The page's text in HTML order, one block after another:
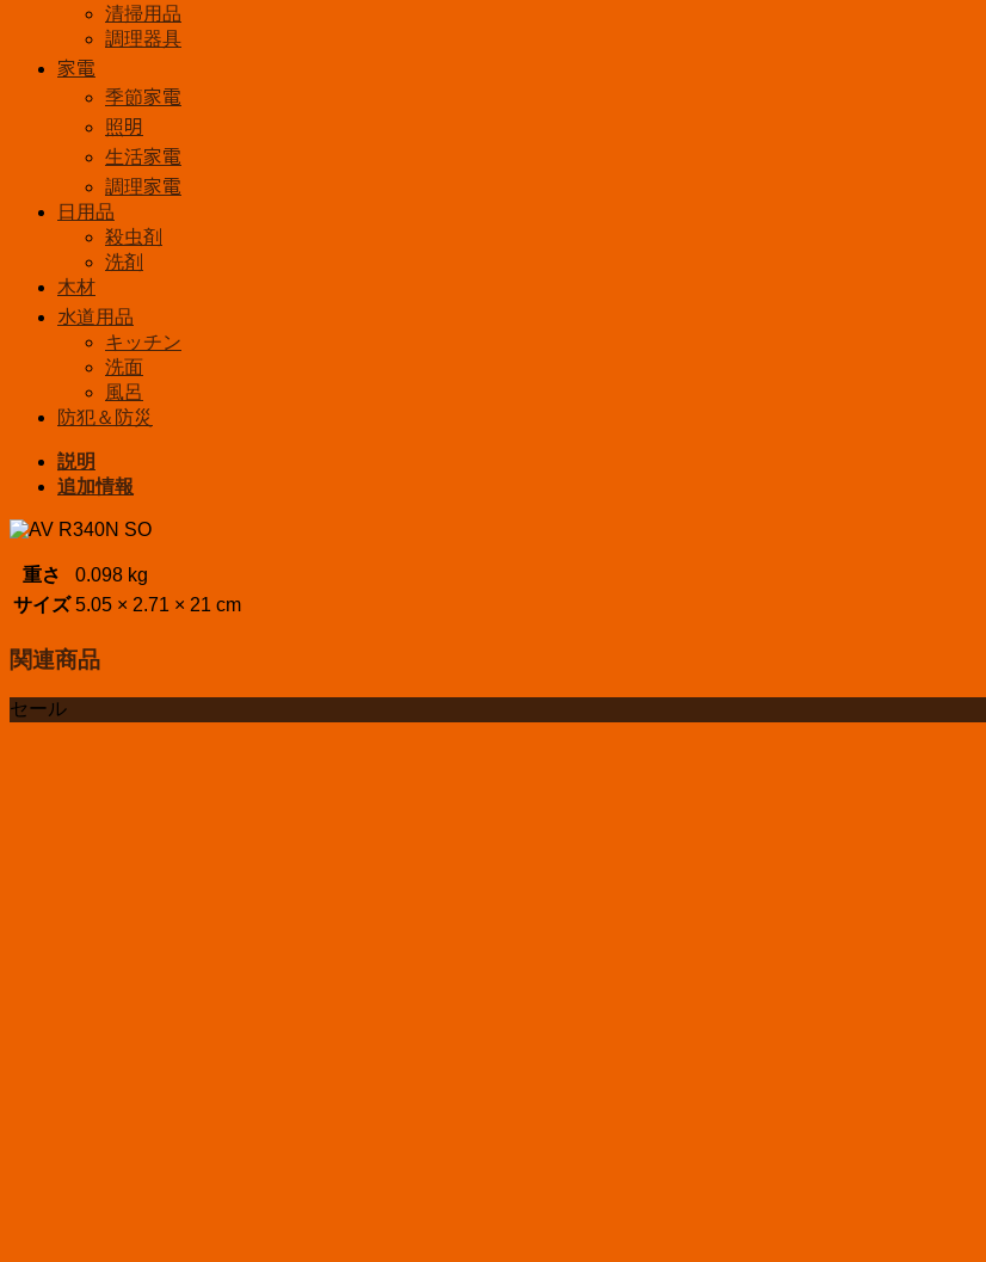
清掃用品
調理器具
家電
季節家電
照明
生活家電
調理家電
日用品
殺虫剤
洗剤
木材
水道用品
キッチン
洗面
風呂
防犯＆防災
説明
追加情報
重さ
0.098 kg
サイズ 5.05 × 2.71 × 21 cm
関連商品
セール